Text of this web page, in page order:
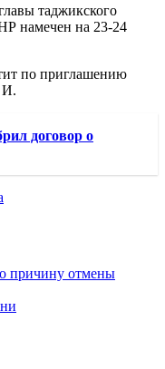
таджикского
намечен на 23-24
по приглашению
И.
договор о
причину отмены